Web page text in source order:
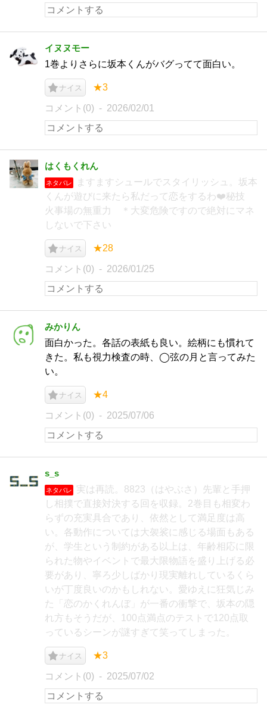
イヌヌモー
1巻よりさらに坂本くんがバグってて面白い。
ナイス ★3
コメント(0) 2026/02/01
はくもくれん
ネタバレ
ますますシュールでスタイリッシュ。坂本
くんが遊びに来たら私だって恋をするわ❤️秘技
火事場の無重力 ＊大変危険ですので絶対にマネ
しないで下さい
ナイス ★28
コメント(0) 2026/01/25
みかりん
面白かった。各話の表紙も良い。絵柄にも慣れて
きた。私も視力検査の時、◯弦の月と言ってみた
い。
ナイス ★4
コメント(0) 2025/07/06
s_s
ネタバレ
実は再読。8823（はやぶさ）先輩と手押
し相撲で直接対決する回を収録。2巻目も相変わ
らずの充実具合であり、依然として満足度は高
い。各動作については大袈裟に感じる場面もある
が、学生という制約がある以上は、年齢相応に限
られた物やイベントで最大限物語を盛り上げる必
要があり、寧ろ少しばかり現実離れしているくら
いが丁度良いのかもしれない。愛ゆえに狂気じみ
た「恋のかくれんぼ」が一番の衝撃で、坂本の隠
れ方もそうだが、100点満点のテストで120点取
っているシーンが謎すぎて笑ってしまった。
ナイス ★3
コメント(0) 2025/07/02